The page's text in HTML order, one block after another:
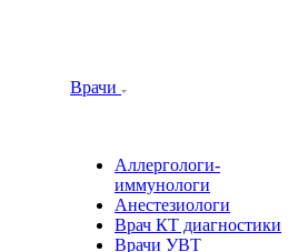
Врачи
Аллергологи-
иммунологи
Анестезиологи
Врач КТ диагностики
Врачи УВТ